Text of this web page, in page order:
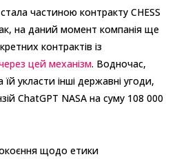
частиною контракту CHESS
на даний момент компанія ще
контрактів із
цей механізм. Водночас,
укласти інші державні угоди,
ChatGPT NASA на суму 108 000
щодо етики